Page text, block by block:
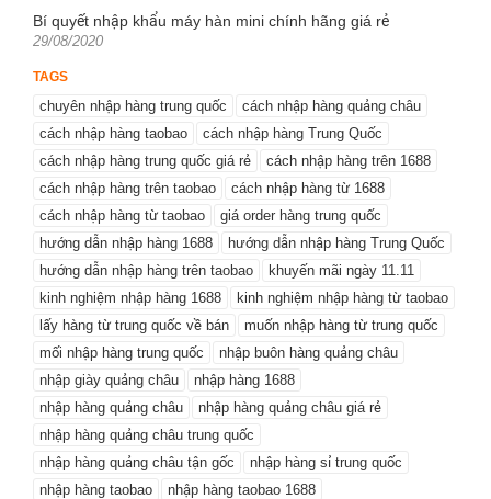
Bí quyết nhập khẩu máy hàn mini chính hãng giá rẻ
Posted
29/08/2020
TAGS
chuyên nhập hàng trung quốc
cách nhập hàng quảng châu
cách nhập hàng taobao
cách nhập hàng Trung Quốc
cách nhập hàng trung quốc giá rẻ
cách nhập hàng trên 1688
cách nhập hàng trên taobao
cách nhập hàng từ 1688
cách nhập hàng từ taobao
giá order hàng trung quốc
hướng dẫn nhập hàng 1688
hướng dẫn nhập hàng Trung Quốc
hướng dẫn nhập hàng trên taobao
khuyến mãi ngày 11.11
kinh nghiệm nhập hàng 1688
kinh nghiệm nhập hàng từ taobao
lấy hàng từ trung quốc về bán
muốn nhập hàng từ trung quốc
mối nhập hàng trung quốc
nhập buôn hàng quảng châu
nhập giày quảng châu
nhập hàng 1688
nhập hàng quảng châu
nhập hàng quảng châu giá rẻ
nhập hàng quảng châu trung quốc
nhập hàng quảng châu tận gốc
nhập hàng sỉ trung quốc
nhập hàng taobao
nhập hàng taobao 1688